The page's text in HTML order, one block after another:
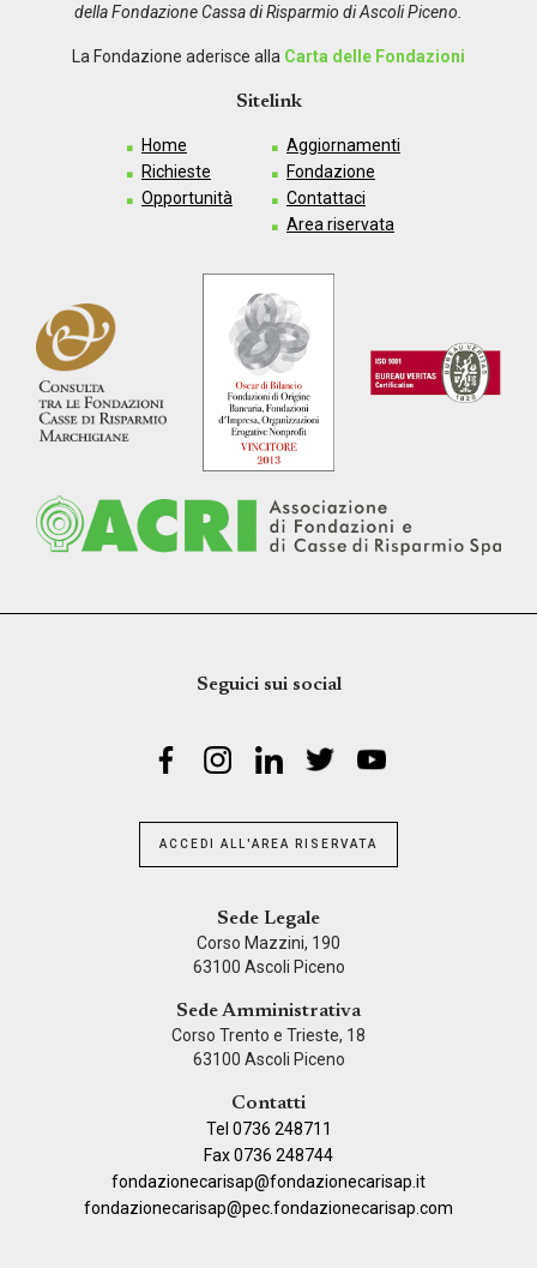
della Fondazione Cassa di Risparmio di Ascoli Piceno.
La Fondazione aderisce alla Carta delle Fondazioni
Sitelink
Home
Richieste
Opportunità
Aggiornamenti
Fondazione
Contattaci
Area riservata
Seguici sui social
ACCEDI ALL'AREA RISERVATA
Sede Legale
Corso Mazzini, 190
63100 Ascoli Piceno
Sede Amministrativa
Corso Trento e Trieste, 18
63100 Ascoli Piceno
Contatti
Tel 0736 248711
Fax 0736 248744
fondazionecarisap@fondazionecarisap.it
fondazionecarisap@pec.fondazionecarisap.com